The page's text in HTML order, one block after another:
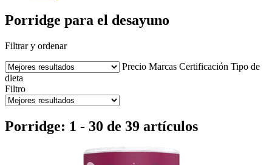
Porridge para el desayuno
Filtrar y ordenar
Precio Marcas Certificación Tipo de
dieta
Filtro
Porridge: 1 - 30 de 39 artículos